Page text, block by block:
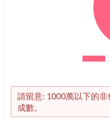
請留意: 1000萬以下的
成數。